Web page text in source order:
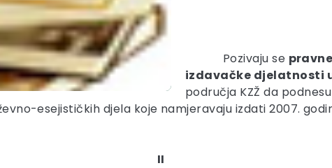
Pozivaju se
izdavačke djelatnosti
područja KZŽ da
esejističkih djela koje namjeravaju izdati 2007.
II